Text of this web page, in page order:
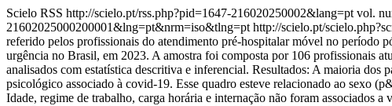
Scielo RSS http://scielo.pt/rss.php?pid=1647-216020250002&lang=pt vol.
21602025000200001&lng=pt&nrm=iso&tlng=pt http://scielo.pt/
referido pelos profissionais do atendimento pré-hospitalar móvel no período
urgência no Brasil, em 2023. A amostra foi composta por 106 profissionais
analisados com estatística descritiva e inferencial. Resultados: A maioria
psicológico associado à covid-19. Esse quadro esteve relacionado ao sexo
Idade, regime de trabalho, carga horária e internação não foram associados